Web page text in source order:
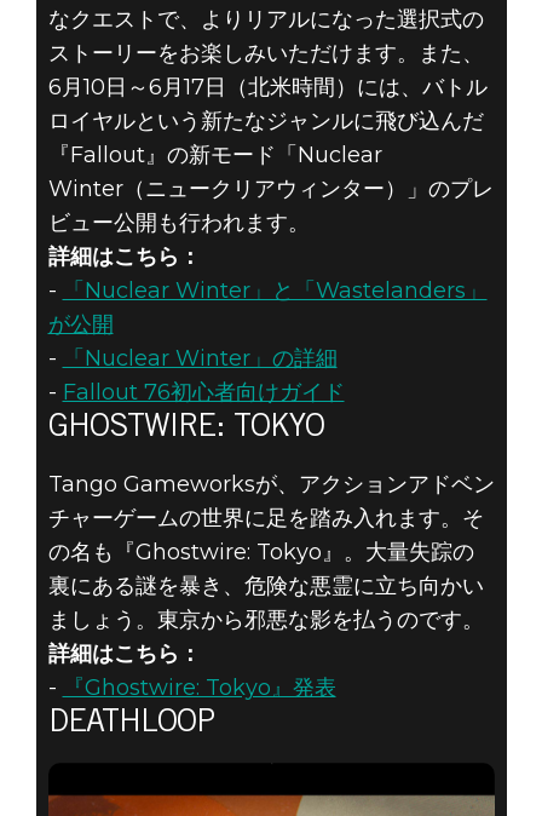
なクエストで、よりリアルになった選択式の
ストーリーをお楽しみいただけます。また、
6月10日～6月17日（北米時間）には、バトル
ロイヤルという新たなジャンルに飛び込んだ
『Fallout』の新モード「Nuclear
Winter（ニュークリアウィンター）」のプレ
ビュー公開も行われます。
詳細はこちら：
-
「Nuclear Winter」と「Wastelanders」
が公開
-
「Nuclear Winter」の詳細
- Fallout 76初心者向けガイド
GHOSTWIRE: TOKYO
Tango Gameworksが、アクションアドベン
チャーゲームの世界に足を踏み入れます。そ
の名も『Ghostwire: Tokyo』。大量失踪の
裏にある謎を暴き、危険な悪霊に立ち向かい
ましょう。東京から邪悪な影を払うのです。
詳細はこちら：
-
『Ghostwire: Tokyo』発表
DEATHLOOP